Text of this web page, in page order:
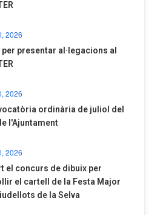
2026
per presentar al·legacions al
2026
ordinària de juliol del
l'Ajuntament
2026
el concurs de dibuix per
el cartell de la Festa Major
de la Selva